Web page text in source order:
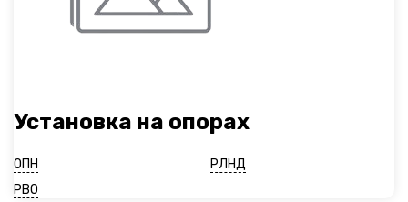
Установка на опорах
ОПН
РВО
РЛНД